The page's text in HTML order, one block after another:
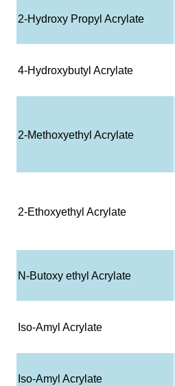
2-Hydroxy Propyl Acrylate
4-Hydroxybutyl Acrylate
2-Methoxyethyl Acrylate
2-Ethoxyethyl Acrylate
N-Butoxy ethyl Acrylate
Iso-Amyl Acrylate
Iso-Amyl Acrylate